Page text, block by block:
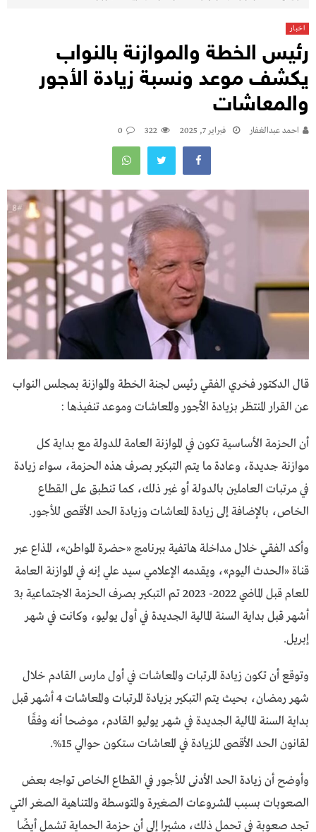
اخبار
رئيس الخطة والموازنة بالنواب
يكشف موعد ونسبة زيادة الأجور
والمعاشات
احمد عبدالغفار فبراير 7, 2025 322
0
قال الدكتور فخري الفقي رئيس لجنة الخطة والموازنة بمجلس النواب
عن القرار المنتظر بزيادة الأجور والمعاشات وموعد تنفيذها :
أن الحزمة الأساسية تكون في الموازنة العامة للدولة مع بداية كل
موازنة جديدة، وعادة ما يتم التبكير بصرف هذه الحزمة، سواء زيادة
في مرتبات العاملين بالدولة أو غير ذلك، كما تنطبق على القطاع
الخاص، بالإضافة إلى زيادة المعاشات وزيادة الحد الأقصى للأجور.
وأكد الفقي خلال مداخلة هاتفية ببرنامج «حضرة المواطن»، المذاع عبر
قناة «الحدث اليوم»، ويقدمه الإعلامي سيد علي إنه في الموازنة العامة
للعام قبل الماضي 2022- 2023 تم التبكير بصرف الحزمة الاجتماعية بـ3
أشهر قبل بداية السنة المالية الجديدة في أول يوليو، وكانت في شهر
إبريل.
وتوقع أن تكون زيادة المرتبات والمعاشات في أول مارس القادم خلال
شهر رمضان، بحيث يتم التبكير بزيادة المرتبات والمعاشات 4 أشهر قبل
بداية السنة المالية الجديدة في شهر يوليو القادم، موضحا أنه وفقًا
لقانون الحد الأقصى للزيادة في المعاشات ستكون حوالي 15%.
وأوضح أن زيادة الحد الأدنى للأجور في القطاع الخاص تواجه بعض
الصعوبات بسبب المشروعات الصغيرة والمتوسطة والمتناهية الصغر التي
تجد صعوبة في تحمل ذلك، مشيرا إلى أن حزمة الحماية تشمل أيضًا